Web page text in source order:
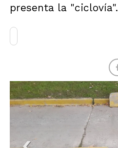
presenta la "ciclovía".